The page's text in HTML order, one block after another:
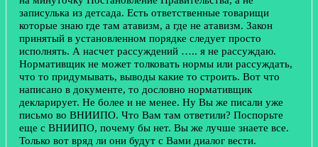
записулька из детсада. Есть ответственные товарищи
которые знаю где там атавизм, а где не атавизм. Закон
принятый в установленном порядке следует просто
исполнять. А насчет рассуждений ….. я не рассуждаю.
Нормативщик не может толковать нормы или рассуждать,
что то придумывать, выводы какие то строить. Вот что
написано в документе, то дословно нормативщик
декларирует. Не более и не менее. Ну Вы же писали уже
письмо во ВНИИПО. Что Вам там ответили? Поспорьте
еще с ВНИИПО, почему бы нет. Вы же лучше знаете все.
Только вот вряд ли они будут с Вами диалог вести.